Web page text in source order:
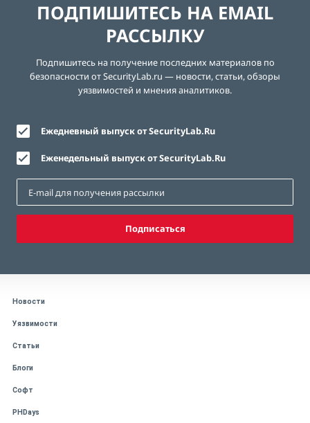
ПОДПИШИТЕСЬ НА EMAIL
РАССЫЛКУ
Подпишитесь на получение последних материалов по
безопасности от SecurityLab.ru — новости, статьи, обзоры
уязвимостей и мнения аналитиков.
Ежедневный выпуск от SecurityLab.Ru
Еженедельный выпуск от SecurityLab.Ru
Подписаться
Новости
Уязвимости
Статьи
Блоги
Софт
PHDays